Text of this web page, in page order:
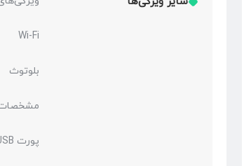
Wi-Fi
بلوتوث
مشخصات
پورت USB